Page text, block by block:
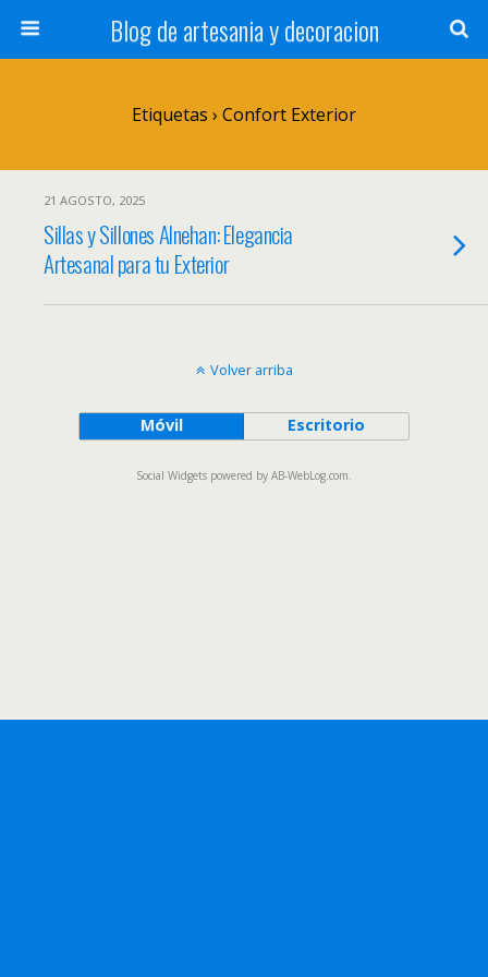
Blog de artesania y decoracion
Etiquetas › Confort Exterior
21 AGOSTO, 2025
Sillas y Sillones Alnehan: Elegancia
Artesanal para tu Exterior
Volver arriba
Móvil Escritorio
Social Widgets powered by AB-WebLog.com.